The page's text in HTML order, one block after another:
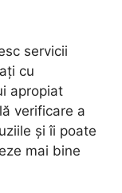
servicii
cu
apropiat
verificare a
și îi poate
mai bine